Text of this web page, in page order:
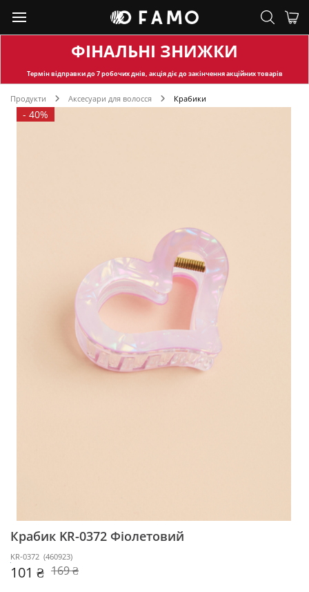
ФІНАЛЬНІ ЗНИЖКИ
Термін відправкидо 7 робочих днів, акція діє до закінчення акційних товарів
Продукти Аксесуари для волосся Крабики
- 40%
Крабик KR-0372 Фіолетовий
KR-0372 (460923)
101 ₴ 169 ₴